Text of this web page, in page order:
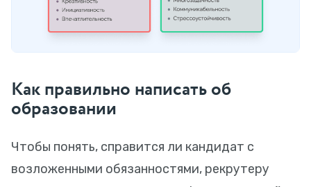
Как правильно написать об
образовании
Чтобы понять, справится ли кандидат с
возложенными обязанностями, рекрутеру